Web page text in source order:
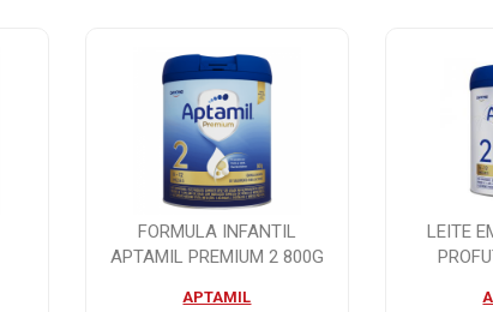
FORMULA INFANTIL
APTAMIL PREMIUM 2 800G
APTAMIL
LEITE